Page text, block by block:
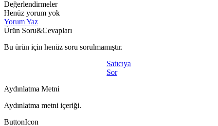
Değerlendirmeler
Henüz yorum yok
Yorum Yaz
Ürün Soru&Cevapları
Bu ürün için henüz soru sorulmamıştır.
Satıcıya
Sor
Aydınlatma Metni
Aydınlatma metni içeriği.
ButtonIcon